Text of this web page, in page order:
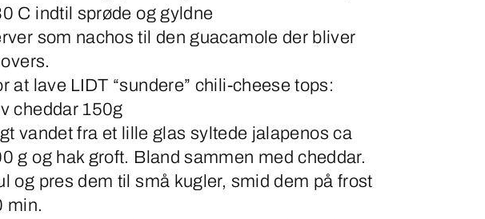
C indtil sprøde og gyldne
som nachos til den guacamole der bliver
at lave LIDT “sundere” chili-cheese tops:
cheddar 150g
vandet fra et lille glas syltede jalapenos ca
g og hak groft. Bland sammen med cheddar.
og pres dem til små kugler, smid dem på frost
min.